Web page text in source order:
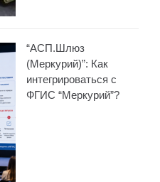
“АСП.Шлюз
(Меркурий)”: Как
интегрироваться с
ФГИС “Меркурий”?